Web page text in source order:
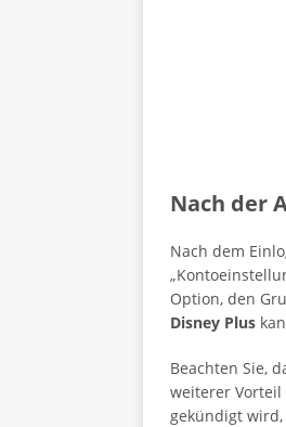
Nach der
Nach dem
Option, den
Disney Plus
Beachten Sie,
weiterer
gekündigt